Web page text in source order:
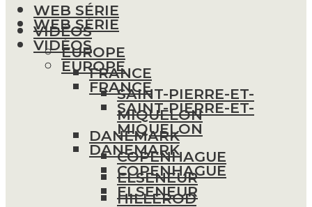
WEB SÉRIE
VIDÉOS
EUROPE
FRANCE
SAINT-PIERRE-ET-
MIQUELON
DANEMARK
COPENHAGUE
ELSENEUR
HILLEROD
WEB SÉRIE
VIDÉOS
EUROPE
FRANCE
SAINT-PIERRE-ET-
MIQUELON
DANEMARK
COPENHAGUE
ELSENEUR